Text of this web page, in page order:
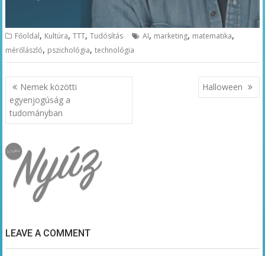
Főoldal, Kultúra,TTT,Tudósítás AI, marketing, matematika,
mérőlászló, pszichológia,technológia
Bejegyzés
navigáció
Nemek közötti
egyenjogúság a
tudományban
Halloween
LEAVE A COMMENT